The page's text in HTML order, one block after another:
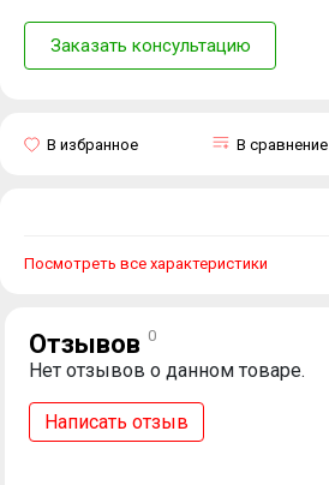
Заказать консультацию
В сравнение
В избранное
Посмотреть все характеристики
Отзывов 0
Нет отзывов о данном товаре.
Написать отзыв